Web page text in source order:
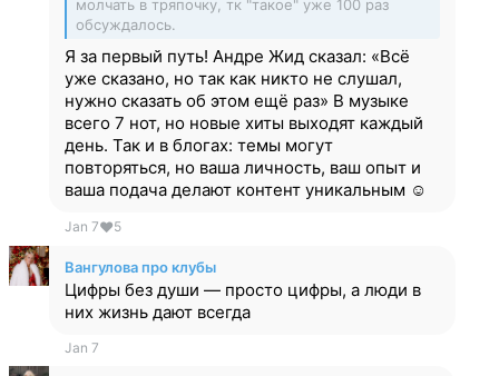
молчать в тряпочку, тк "такое" уже 100 раз
обсуждалось.
Я за первый путь! Андре Жид сказал: «Всё
уже сказано, но так как никто не слушал,
нужно сказать об этом ещё раз» В музыке
всего 7 нот, но новые хиты выходят каждый
день. Так и в блогах: темы могут
повторяться, но ваша личность, ваш опыт и
ваша подача делают контент уникальным ☺️
Jan 7❤5
Вангулова про клубы
Цифры без души — просто цифры, а люди в
них жизнь дают всегд⁠а
Jan 7